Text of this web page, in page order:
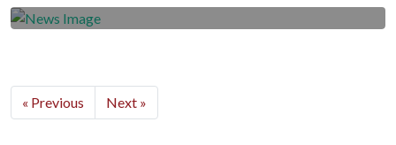
« Previous Next »